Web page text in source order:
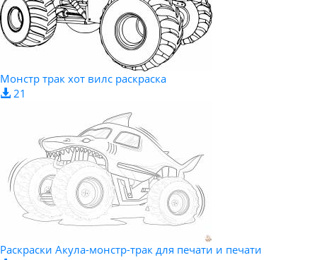
Монстр трак хот вилс раскраска
21
Раскраски Акула-монстр-трак для печати и печати